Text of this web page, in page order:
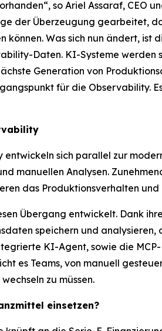
so Ariel Assaraf, CEO
der Überzeugung gearbeitet,
können. Was sich nun ändert,
Daten. KI-Systeme werden
Generation von
für die Observability.
entwickeln sich parallel zur
manuellen Analysen.
das Produktionsverhalten
Übergang entwickelt. Dank
speichern und analysieren,
KI-Agent, sowie die
es Teams, von manuell
zu müssen.
einsetzen?